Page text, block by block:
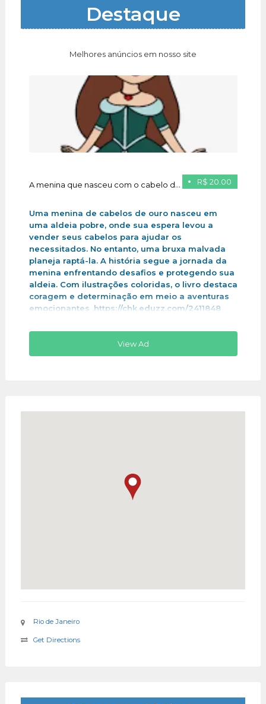
Destaque
Melhores anúncios em nosso site
R$ 20.00
A menina que nasceu com o cabelo de ouro
Uma menina de cabelos de ouro nasceu em
uma aldeia pobre, onde sua espera levou a
vender seus cabelos para ajudar os
necessitados. No entanto, uma bruxa malvada
planeja raptá-la. A história segue a jornada da
menina enfrentando desafios e protegendo sua
aldeia. Com ilustrações coloridas, o livro destaca
coragem e determinação em meio a aventuras
emocionantes .https://chk.eduzz.com/2411848
View Ad
Rio de Janeiro
Get Directions